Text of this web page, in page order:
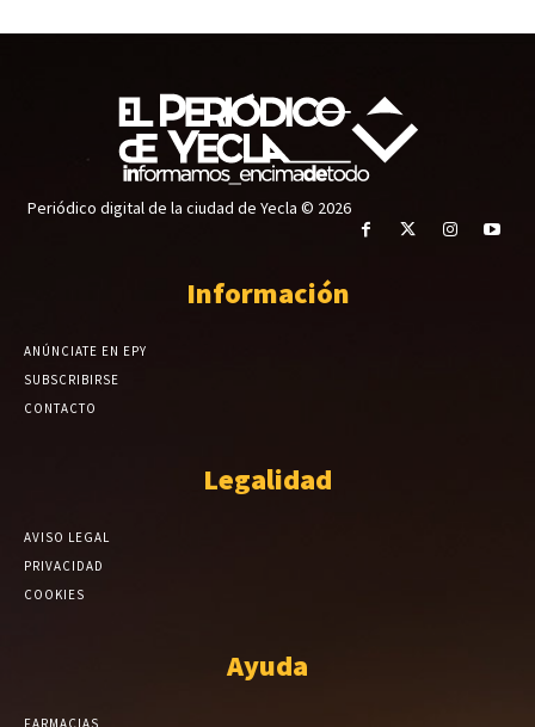
Periódico digital de la ciudad de Yecla © 2026
Información
ANÚNCIATE EN EPY
SUBSCRIBIRSE
CONTACTO
Legalidad
AVISO LEGAL
PRIVACIDAD
COOKIES
Ayuda
FARMACIAS